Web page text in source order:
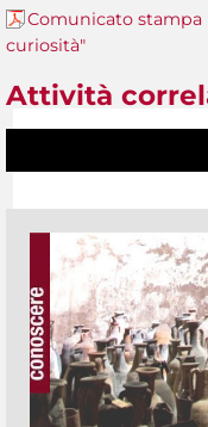
Comunicato stampa
curiosità"
Attività